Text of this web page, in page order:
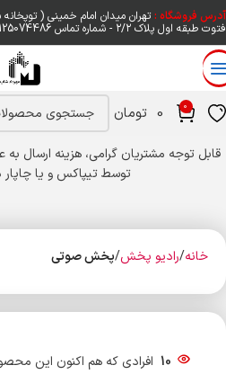
آدرس فروشگاه :تهران میدان امام خمینی (
فتوت طبقه اول پلاک ۲/۲ - شماره تماس
0
0 تومان
قابل توجه مشتریان گرامی، هزینه ارسال
توسط تیپاکس و یا
خانه رادیو پخش پخش صوتی
10 افرادی که هم اکنون این